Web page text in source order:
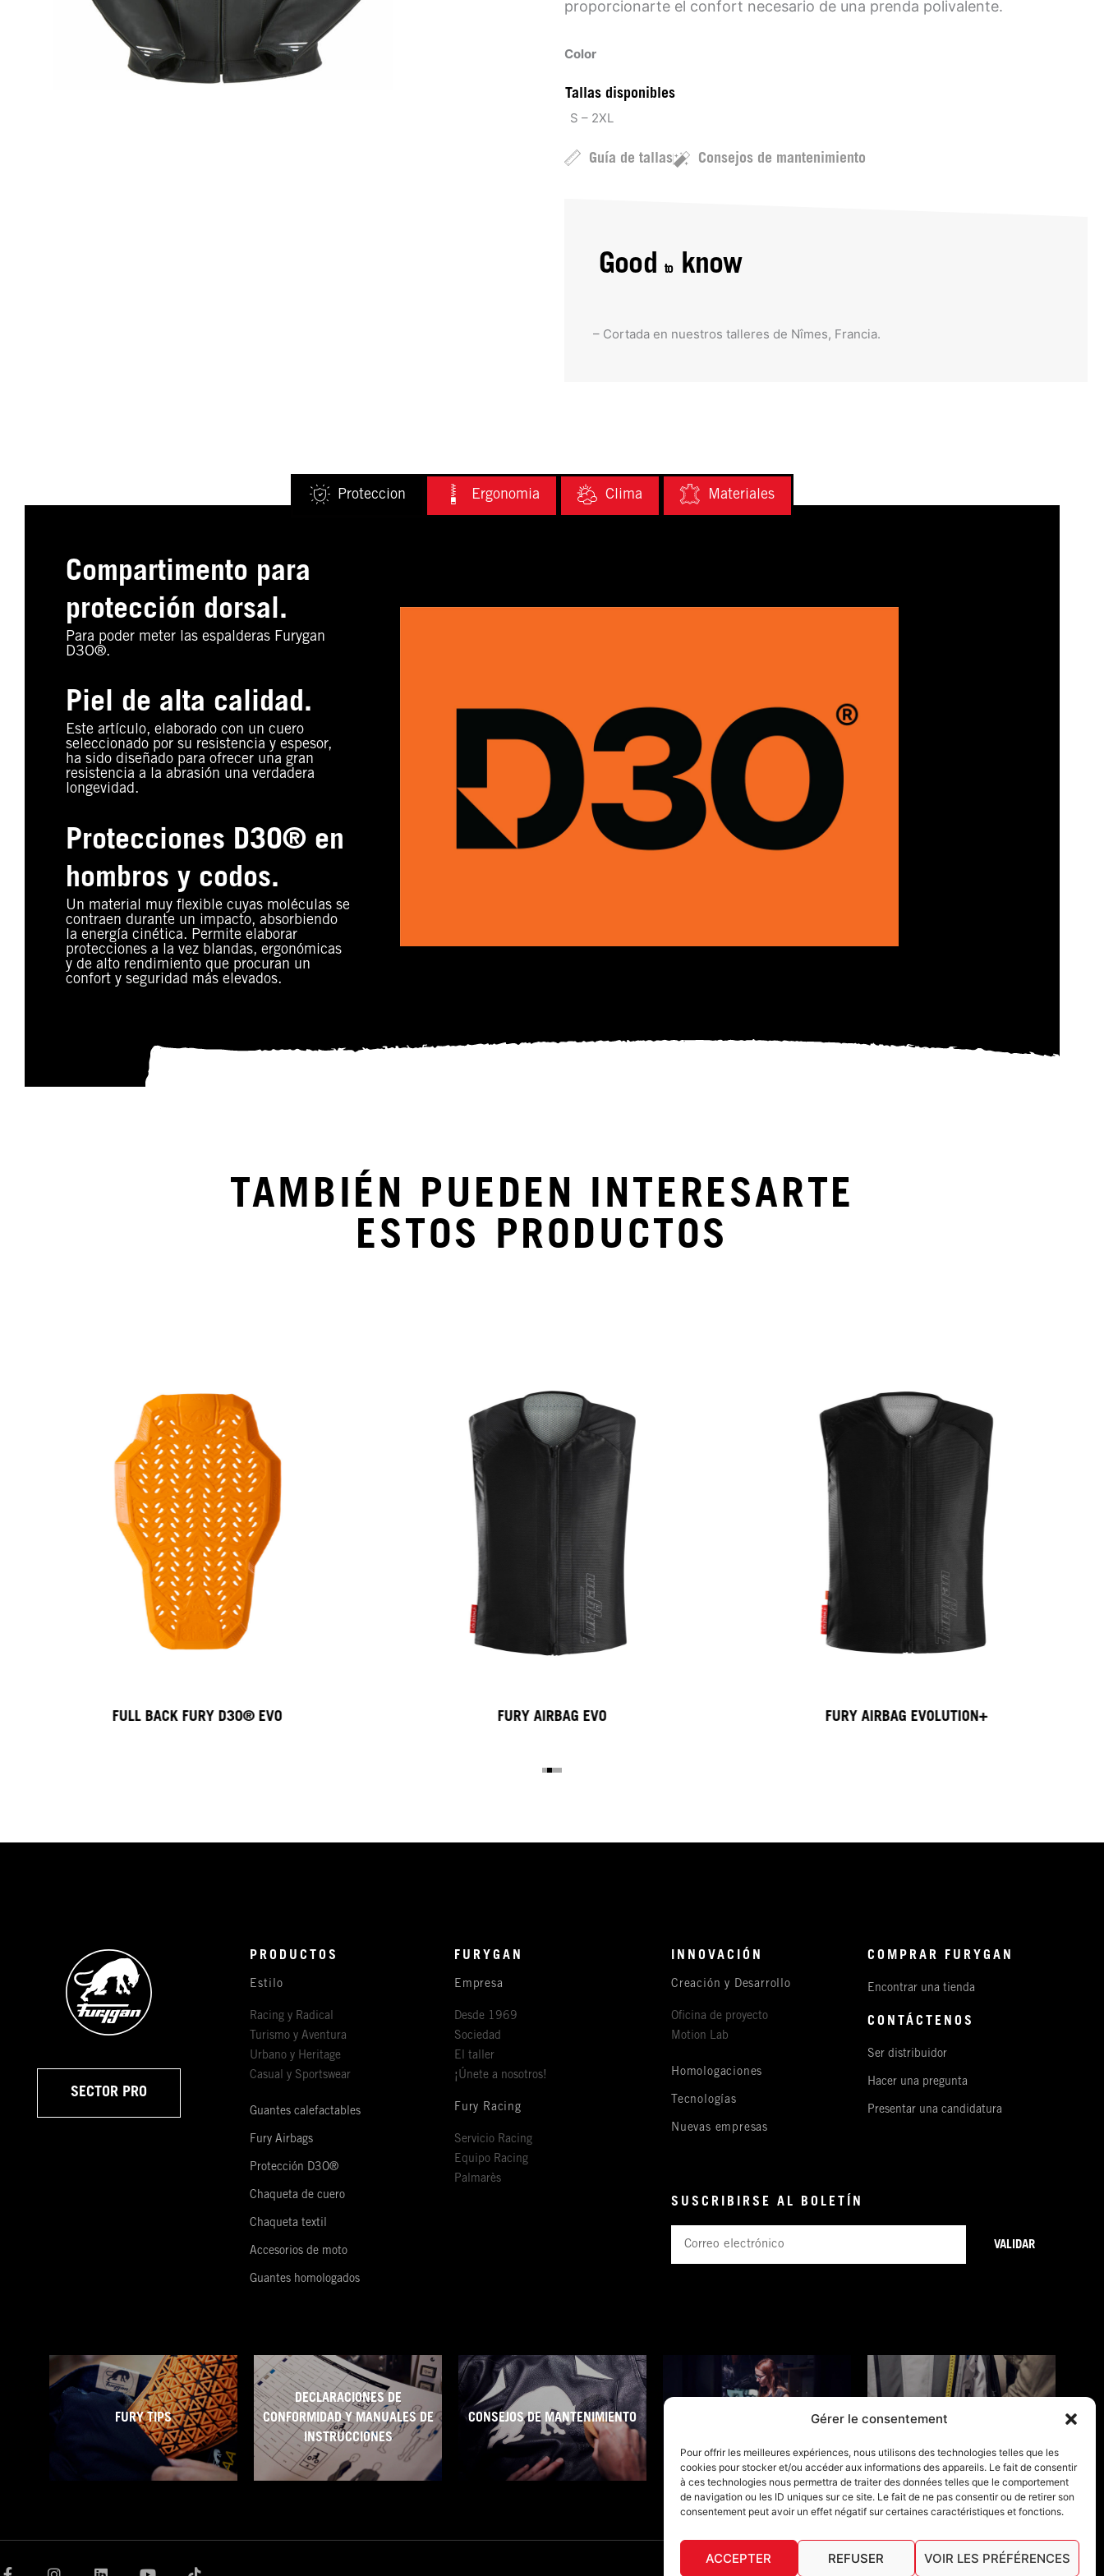
Gérer le consentement
Pour offrir les meilleures expériences, nous utilisons des technologies telles que les
cookies pour stocker et/ou accéder aux informations des appareils. Le fait de consentir
à ces technologies nous permettra de traiter des données telles que le comportement
de navigation ou les ID uniques sur ce site. Le fait de ne pas consentir ou de retirer son
consentement peut avoir un effet négatif sur certaines caractéristiques et fonctions.
ACCEPTER REFUSER VOIR LES PRÉFÉRENCES
proporcionarte el confort necesario de una prenda polivalente.
Color
Tallas disponibles
S – 2XL
Guía de tallas Consejos de mantenimiento
Good toknow
– Cortada en nuestros talleres de Nîmes, Francia.
Proteccion Ergonomia Clima Materiales
Compartimento para
protección dorsal.
Para poder meter las espalderas Furygan
D3O®.
Piel de alta calidad.
Este artículo, elaborado con un cuero
seleccionado por su resistencia y espesor,
ha sido diseñado para ofrecer una gran
resistencia a la abrasión una verdadera
longevidad.
Protecciones D3O® en
hombros y codos.
Un material muy flexible cuyas moléculas se
contraen durante un impacto, absorbiendo
la energía cinética. Permite elaborar
protecciones a la vez blandas, ergonómicas
y de alto rendimiento que procuran un
confort y seguridad más elevados.
TAMBIÉN PUEDEN INTERESARTE
ESTOS PRODUCTOS
FULL BACK FURY D3O® EVO FURY AIRBAG EVO FURY AIRBAG EVOLUTION+
SECTOR PRO
PRODUCTOS
Estilo
Racing y Radical
Turismo y Aventura
Urbano y Heritage
Casual y Sportswear
Guantes calefactables
Fury Airbags
Protección D3O®
Chaqueta de cuero
Chaqueta textil
Accesorios de moto
Guantes homologados
FURYGAN
Empresa
Desde 1969
Sociedad
El taller
¡Únete a nosotros!
Fury Racing
Servicio Racing
Equipo Racing
Palmarès
INNOVACIÓN
Creación y Desarrollo
Oficina de proyecto
Motion Lab
Homologaciones
Tecnologías
Nuevas empresas
COMPRAR FURYGAN
Encontrar una tienda
CONTÁCTENOS
Ser distribuidor
Hacer una pregunta
Presentar una candidatura
SUSCRIBIRSE AL BOLETÍN
VALIDAR
FURY TIPS
DECLARACIONES DE
CONFORMIDAD Y MANUALES DE
INSTRUCCIONES
CONSEJOS DE MANTENIMIENTO CONDICIONES DE GARANTÍA GUÍAS DE TALLAS